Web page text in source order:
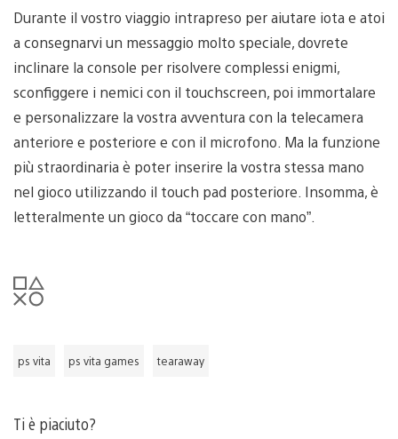
Durante il vostro viaggio intrapreso per aiutare iota e atoi
a consegnarvi un messaggio molto speciale, dovrete
inclinare la console per risolvere complessi enigmi,
sconfiggere i nemici con il touchscreen, poi immortalare
e personalizzare la vostra avventura con la telecamera
anteriore e posteriore e con il microfono. Ma la funzione
più straordinaria è poter inserire la vostra stessa mano
nel gioco utilizzando il touch pad posteriore. Insomma, è
letteralmente un gioco da “toccare con mano”.
ps vita ps vita games tearaway
Ti è piaciuto?